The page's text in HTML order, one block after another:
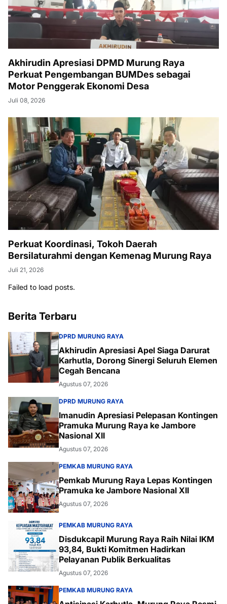
Akhirudin Apresiasi DPMD Murung Raya
Perkuat Pengembangan BUMDes sebagai
Motor Penggerak Ekonomi Desa
Juli 08, 2026
Perkuat Koordinasi, Tokoh Daerah
Bersilaturahmi dengan Kemenag Murung Raya
Juli 21, 2026
Failed to load posts.
Berita Terbaru
DPRD MURUNG RAYA
Akhirudin Apresiasi Apel Siaga Darurat
Karhutla, Dorong Sinergi Seluruh Elemen
Cegah Bencana
Agustus 07, 2026
DPRD MURUNG RAYA
Imanudin Apresiasi Pelepasan Kontingen
Pramuka Murung Raya ke Jambore
Nasional XII
Agustus 07, 2026
PEMKAB MURUNG RAYA
Pemkab Murung Raya Lepas Kontingen
Pramuka ke Jambore Nasional XII
Agustus 07, 2026
PEMKAB MURUNG RAYA
Disdukcapil Murung Raya Raih Nilai IKM
93,84, Bukti Komitmen Hadirkan
Pelayanan Publik Berkualitas
Agustus 07, 2026
PEMKAB MURUNG RAYA